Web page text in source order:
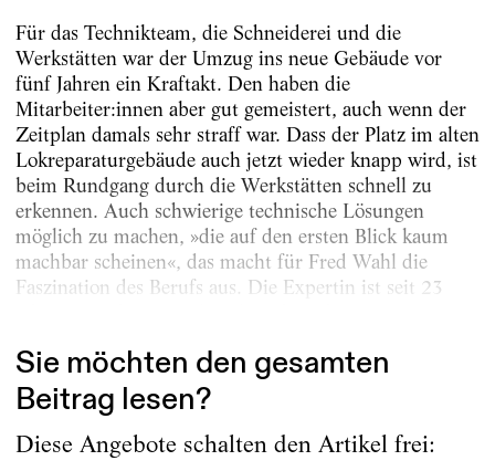
Für das Technikteam, die Schneiderei und die
Werkstätten war der Umzug ins neue Gebäude vor
fünf Jahren ein Kraftakt. Den haben die
Mitarbeiter:innen aber gut gemeistert, auch wenn der
Zeitplan damals sehr straff war. Dass der Platz im alten
Lok­reparaturgebäude auch jetzt wieder knapp wird, ist
beim Rundgang durch die Werkstätten schnell zu
erkennen. Auch schwie­rige technische Lösungen
möglich zu ­machen, »die auf den ersten Blick kaum
machbar scheinen«, das macht für Fred Wahl die
Faszination des Berufs aus. Die Expertin ist seit 23
Sie möchten den gesamten
Beitrag lesen?
Diese Angebote schalten den Artikel frei: